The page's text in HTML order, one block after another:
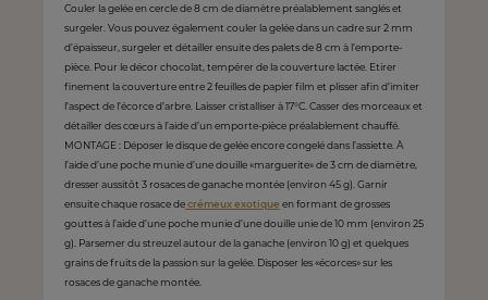
Couler la gelée en cercle de 8 cm de diamètre préalablement sanglés et
surgeler. Vous pouvez également couler la gelée dans un cadre sur 2 mm
d’épaisseur, surgeler et détailler ensuite des palets de 8 cm à l’emporte-
pièce. Pour le décor chocolat, tempérer de la couverture lactée. Etirer
finement la couverture entre 2 feuilles de papier film et plisser afin d’imiter
l’aspect de l’écorce d’arbre. Laisser cristalliser à 17°C. Casser des morceaux et
détailler des cœurs à l’aide d’un emporte-pièce préalablement chauffé.
MONTAGE : Déposer le disque de gelée encore congelé dans l’assiette. À
l’aide d’une poche munie d’une douille «marguerite» de 3 cm de diamètre,
dresser aussitôt 3 rosaces de ganache montée (environ 45 g). Garnir
ensuite chaque rosace decrémeux exotique en formant de grosses
gouttes à l’aide d’une poche munie d’une douille unie de 10 mm (environ 25
g). Parsemer du streuzel autour de la ganache (environ 10 g) et quelques
grains de fruits de la passion sur la gelée. Disposer les «écorces» sur les
rosaces de ganache montée.